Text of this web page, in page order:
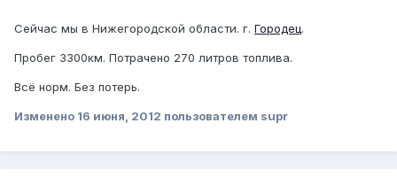
Сейчас мы в Нижегородской области. г. Городец.
Пробег 3300км. Потрачено 270 литров топлива.
Всё норм. Без потерь.
Изменено 16 июня, 2012 пользователем supr